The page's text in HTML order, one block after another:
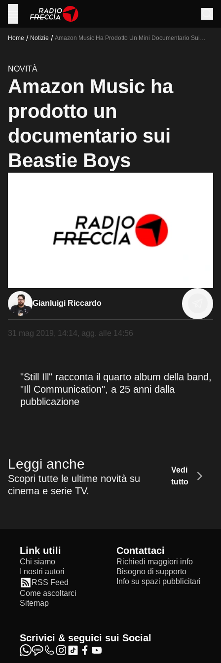
Home / Notizie / Amazon Music Ha Prodotto Un Mini Documentario Sui
NOVITÀ
Amazon Music ha
prodotto un
documentario sui
Beastie Boys
Gianluigi Riccardo
31 mag 2019, 14:14, agg. alle 14:56
"Still Ill" racconta il quarto album della band,
"Ill Communication", a 25 anni dalla
pubblicazione
Leggi anche
Scopri tutte le ultime novità su
cinema e serie TV.
Vedi
tutto
Link utili
Chi siamo
I nostri autori
RSS Feed
Come ascoltarci
Sitemap
Contattaci
Richiedi maggiori info
Bisogno di supporto
Info su spazi pubblicitari
Scrivici & seguici sui Social